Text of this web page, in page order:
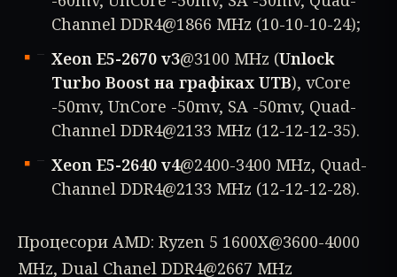
Channel DDR4@1866 MHz (10-10-10-24);
Xeon E5-2670 v3@3100 MHz (Unlock
Turbo Boost на графіках UTB), vCore
-50mv, UnCore -50mv, SA -50mv, Quad-
Channel DDR4@2133 MHz (12-12-12-35).
Xeon E5-2640 v4@2400-3400 MHz, Quad-
Channel DDR4@2133 MHz (12-12-12-28).
Процесори AMD: Ryzen 5 1600X@3600-4000
MHz, Dual Chanel DDR4@2667 MHz